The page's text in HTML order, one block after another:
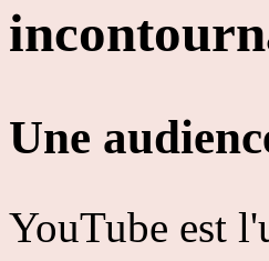
Une
YouTube est